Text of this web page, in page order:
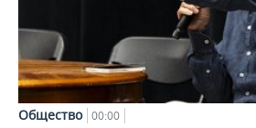
Общество 00:00